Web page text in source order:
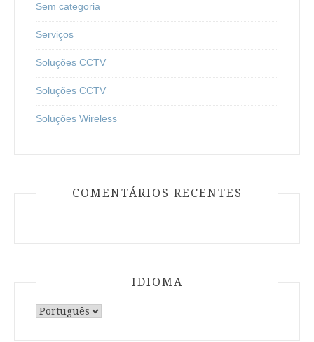
Sem categoria
Serviços
Soluções CCTV
Soluções CCTV
Soluções Wireless
COMENTÁRIOS RECENTES
IDIOMA
Escolha